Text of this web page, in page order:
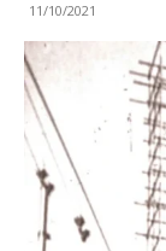
11/10/2021